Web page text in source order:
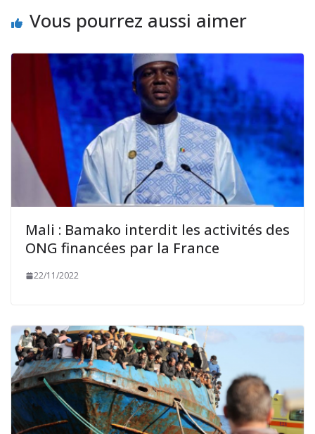
Vous pourrez aussi aimer
Mali : Bamako interdit les activités des
ONG financées par la France
22/11/2022